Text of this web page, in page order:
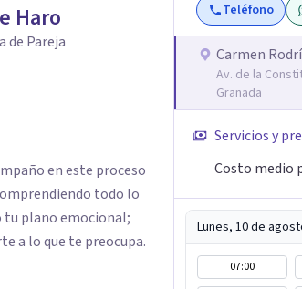
Haro
de Pareja
en este proceso
todo lo
tu plano emocional;
a lo que te preocupa.
Teléfono
Carmen
Av. de la
Granada
Servicios y
Costo medio
Lunes, 10 de
07:00